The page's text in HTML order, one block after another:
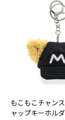
もこもこチャン
ャップキーホル